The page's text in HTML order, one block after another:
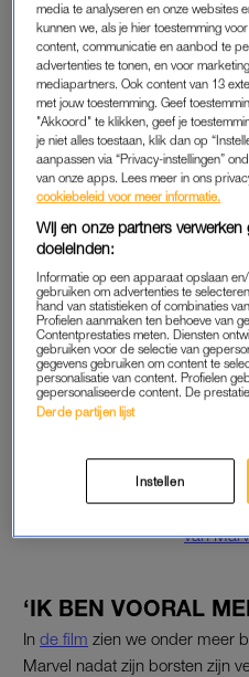
Drie jaar geleden, toen de
hij het proces te fotograferen
eigenlijk om dichter bij mezelf
plek te geven. Ik denk omdat
moeilijk vind om dat wat ik
communiceren met andere
een camera oordeelt eigenlijk
SAMENWERKEN
VILLERIUS
Jessica volgde Marvel al op
bezig was zijn transitie vast te
vroeg hij haar om technisch
foto’s en video’s zien.”
de prachtige beelden, en dus
In deze nieuwe docu volgt
van
‘IK BEN VOORAL
In de film zien we onder meer
Marvel nadat zijn borsten zijn
media te analyseren en onze websites
kunnen we, als je hier toestemming
content, communicatie en aanbod te
advertenties te tonen, en voor
mediapartners. Ook content van 13
met jouw toestemming. Geef
"Akkoord" te klikken, geef je
je niet alles toestaan, klik dan op
aanpassen via “Privacy-instellingen”
van onze apps. Lees meer in ons
cookiebeleid voor meer informatie.
Wij en onze partners
doeleinden:
Informatie op een apparaat opslaan
gebruiken om advertenties te
hand van statistieken of combinaties
Profielen aanmaken ten behoeve van
Contentprestaties meten. Diensten
gebruiken voor de selectie van
gegevens gebruiken om content te
personalisatie van content. Profielen
gepersonaliseerde content. De
Derde partijen lijst
Instellen